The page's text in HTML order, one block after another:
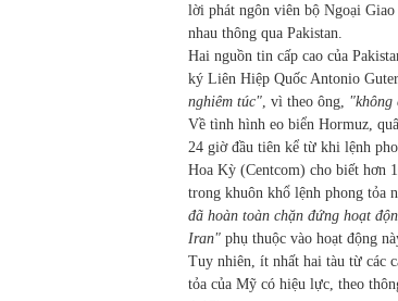
lời phát ngôn viên bộ Ngoại
nhau thông qua Pakistan.
Hai nguồn tin cấp cao của
ký Liên Hiệp Quốc Antonio
nghiêm túc" , vì theo ông, "không
Về tình hình eo biển Hormuz,
24 giờ đầu tiên kể từ khi lệnh
Hoa Kỳ (Centcom) cho biết hơn
trong khuôn khổ lệnh phong tỏa
đã hoàn toàn chặn đứng hoạt
Iran" phụ thuộc vào hoạt động
Tuy nhiên, ít nhất hai tàu từ các
tỏa của Mỹ có hiệu lực, theo